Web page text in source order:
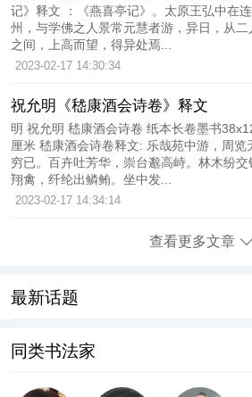
记》释文 ：《燕喜亭记》。太原王弘中在连
州，与学佛之人景常元慧者游，异日，从
之间，上高而望，得异处焉...
2023-02-17 14:30:34
祝允明《嵇康酒会诗卷》释文
明 祝允明 嵇康酒会诗卷 纸本长卷墨书
厘米 嵇康酒会诗卷释文: 乐哉苑中游，周览
穷已。百卉吐芳华，崇台邈高峙。林木纷
翔禽，纤纶出鳞鲔。坐中发...
2023-02-17 14:34:14
查看更多文章
最新话题
同类书法家